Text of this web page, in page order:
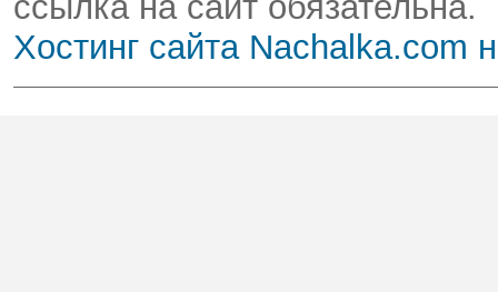
Хостинг сайта Nachalka.com